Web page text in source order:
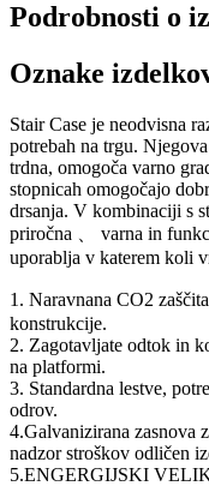
Podrobnosti o
Oznake
Stair Case je neodvisna
potrebah na trgu.
trdna, omogoča varno
stopnicah omogočajo
drsanja. V kombinaciji s
priročna 、 varna in
uporablja v katerem koli
1. Naravnana CO2
konstrukcije.
2. Zagotavljate odtok in
na platformi.
3. Standardna lestve,
odrov.
4.Galvanizirana zasnova
nadzor stroškov odličen
5.ENGERGIJSKI